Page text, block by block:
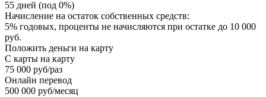
55 дней (под 0%)
Начисление на остаток собственных средств:
5% годовых, проценты не начисляются при остатке до 10 000
руб.
Положить деньги на карту
С карты на карту
75 000 руб/раз
Онлайн перевод
500 000 руб/месяц